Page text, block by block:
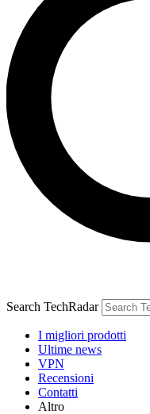
Search TechRadar
I migliori prodotti
Ultime news
VPN
Recensioni
Contatti
Altro